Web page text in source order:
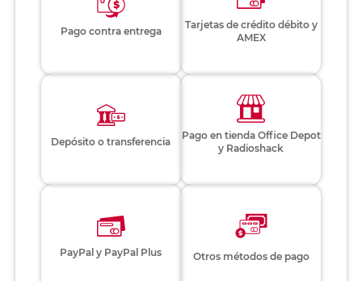
Pago contra entrega
Tarjetas de crédito débito y
AMEX
Depósito o transferencia
Pago en tienda Office Depot
y Radioshack
PayPal y PayPal Plus Otros métodos de pago